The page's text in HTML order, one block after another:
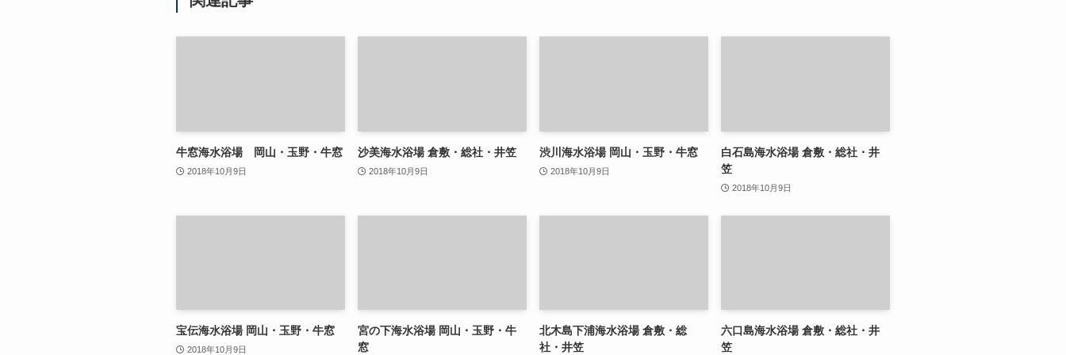
牛窓海水浴場 岡山・玉野・牛窓
2018年10月9日
沙美海水浴場 倉敷・総社・井笠
2018年10月9日
渋川海水浴場 岡山・玉野・牛窓
2018年10月9日
白石島海水浴場 倉敷・総社・井
笠
2018年10月9日
宝伝海水浴場 岡山・玉野・牛窓
2018年10月9日
宮の下海水浴場 岡山・玉野・牛
窓
北木島下浦海水浴場 倉敷・総
社・井笠
六口島海水浴場 倉敷・総社・井
笠